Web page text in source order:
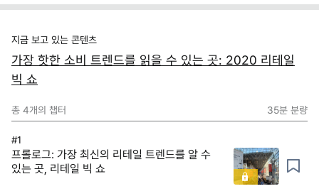
지금 보고 있는 콘텐츠
가장 핫한 소비 트렌드를 읽을 수 있는 곳: 2020 리테일
빅 쇼
총 4개의 챕터 35분 분량
#1
프롤로그: 가장 최신의 리테일 트렌드를 알 수
있는 곳, 리테일 빅 쇼